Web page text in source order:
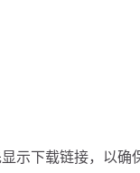
示下载链接，以确